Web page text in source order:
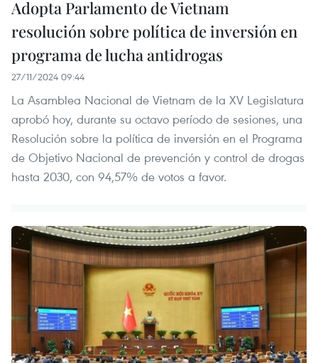
Adopta Parlamento de Vietnam
resolución sobre política de inversión en
programa de lucha antidrogas
27/11/2024 09:44
La Asamblea Nacional de Vietnam de la XV Legislatura
aprobó hoy, durante su octavo período de sesiones, una
Resolución sobre la política de inversión en el Programa
de Objetivo Nacional de prevención y control de drogas
hasta 2030, con 94,57% de votos a favor.